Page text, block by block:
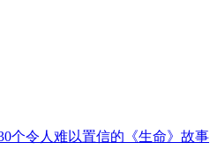
个令人难以置信的《生命》故事